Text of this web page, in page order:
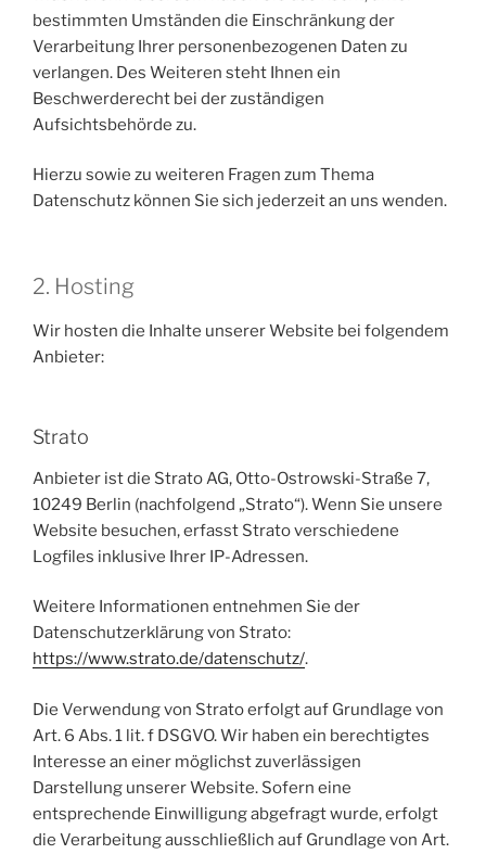
bestimmten Umständen die Einschränkung der
Verarbeitung Ihrer personenbezogenen Daten zu
verlangen. Des Weiteren steht Ihnen ein
Beschwerderecht bei der zuständigen
Aufsichtsbehörde zu.
Hierzu sowie zu weiteren Fragen zum Thema
Datenschutz können Sie sich jederzeit an uns wenden.
2. Hosting
Wir hosten die Inhalte unserer Website bei folgendem
Anbieter:
Strato
Anbieter ist die Strato AG, Otto-Ostrowski-Straße 7,
10249 Berlin (nachfolgend „Strato“). Wenn Sie unsere
Website besuchen, erfasst Strato verschiedene
Logfiles inklusive Ihrer IP-Adressen.
Weitere Informationen entnehmen Sie der
Datenschutzerklärung von Strato:
https://www.strato.de/datenschutz/.
Die Verwendung von Strato erfolgt auf Grundlage von
Art. 6 Abs. 1 lit. f DSGVO. Wir haben ein berechtigtes
Interesse an einer möglichst zuverlässigen
Darstellung unserer Website. Sofern eine
entsprechende Einwilligung abgefragt wurde, erfolgt
die Verarbeitung ausschließlich auf Grundlage von Art.